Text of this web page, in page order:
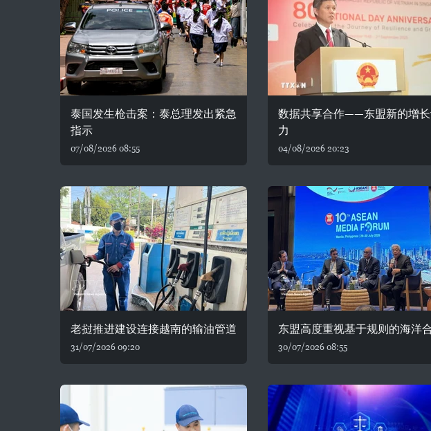
泰国发生枪击案：泰总理发出紧急
指示
07/08/2026 08:55
数据共享合作——东盟新的增
力
04/08/2026 20:23
老挝推进建设连接越南的输油管道
31/07/2026 09:20
东盟高度重视基于规则的海洋
30/07/2026 08:55